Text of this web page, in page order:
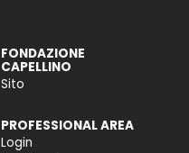
FONDAZIONE
CAPELLINO
Sito
PROFESSIONAL AREA
Login